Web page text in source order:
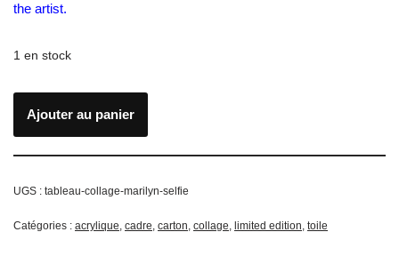
the artist.
1 en stock
Ajouter au panier
UGS : tableau-collage-marilyn-selfie
Catégories : acrylique cadre carton collage limited edition toile